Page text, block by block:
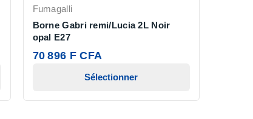
Fumagalli
Borne Gabri remi/Lucia 2L Noir
opal E27
70 896 F CFA
Sélectionner